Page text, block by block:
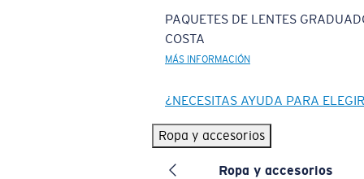
PAQUETES DE LENTES
COSTA
MÁS INFORMACIÓN
¿NECESITAS AYUDA PARA
Ropa y accesorios
Ropa y accesorios